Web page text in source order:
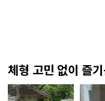
체형 고민 없이 즐